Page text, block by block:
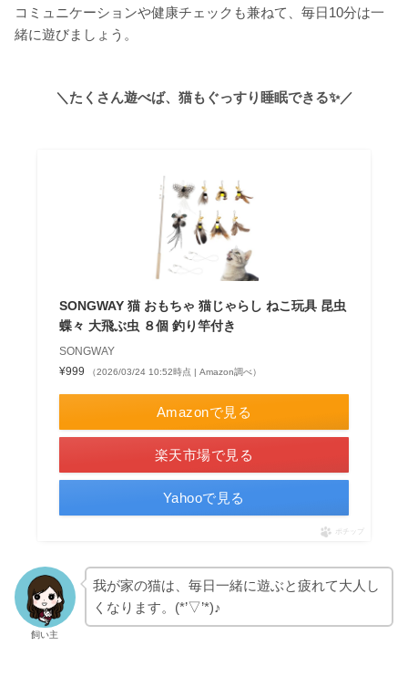
コミュニケーションや健康チェックも兼ねて、毎日10分は一
緒に遊びましょう。
＼たくさん遊べば、猫もぐっすり睡眠できる✨／
SONGWAY 猫 おもちゃ 猫じゃらし ねこ玩具 昆虫
蝶々 大飛ぶ虫 ８個 釣り竿付き
SONGWAY
¥999
（2026/03/24 10:52時点 | Amazon調べ）
Amazonで見る
楽天市場で見る
Yahooで見る
ポチップ
飼い主
我が家の猫は、毎日一緒に遊ぶと疲れて大人し
くなります。(*’▽’*)♪